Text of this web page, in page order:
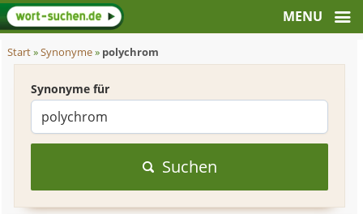
Start»Synonyme» polychrom
Synonyme für
Suchen